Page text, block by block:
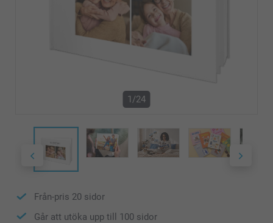
1/24
Från-pris 20 sidor
Går att utöka upp till 100 sidor